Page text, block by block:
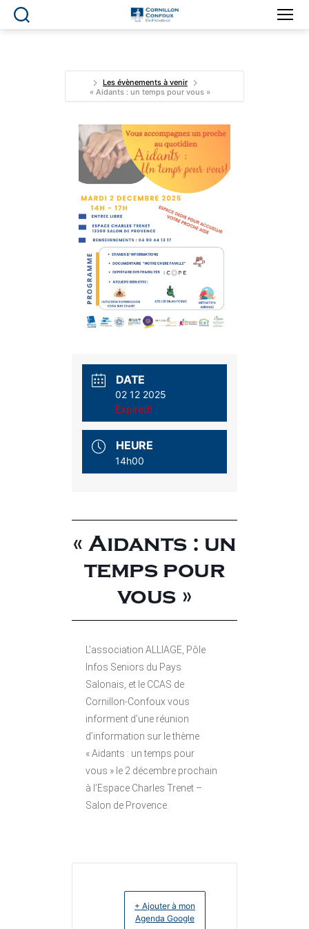
Ville
Confoux
en
Provence
Les évènements à venir
« Aidants : un temps pour vous »
DATE
02 12 2025
Expired!
HEURE
14h00
« Aidants : un
temps pour
vous »
L’association ALLIAGE, Pôle
Infos Seniors du Pays
Salonais, et le CCAS de
Cornillon-Confoux vous
informent d’une réunion
d’information sur le thème
« Aidants : un temps pour
vous » le 2 décembre prochain
à l’Espace Charles Trenet –
Salon de Provence.
+ Ajouter à mon
Agenda Google